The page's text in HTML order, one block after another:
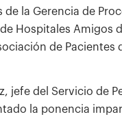
la Gerencia de
Hospitales
de Pacientes
jefe del Servicio de
la ponencia